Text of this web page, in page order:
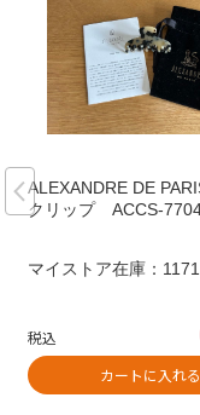
ALEXANDRE DE
クリップ ACCS-
マイストア在庫： 1171
税込
カートに入れる